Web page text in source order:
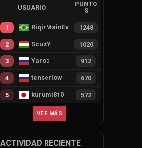
USUARIO
PUNTO
S
1 RiqirMainEvie 1248
2 ScuzY 1020
3 Yaroc 912
4 tenserlow 670
5 kurumi810 572
VER MÁS
ACTIVIDAD RECIENTE